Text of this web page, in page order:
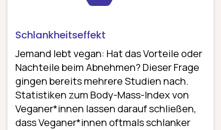
Schlankheitseffekt
Jemand lebt vegan: Hat das Vorteile oder
Nachteile beim Abnehmen? Dieser Frage
gingen bereits mehrere Studien nach.
Statistiken zum Body-Mass-Index von
Veganer*innen lassen darauf schließen,
dass Veganer*innen oftmals schlanker